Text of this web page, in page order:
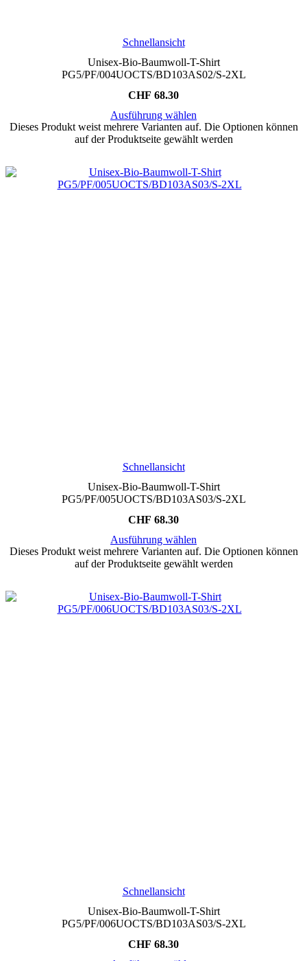
Schnellansicht
Unisex-Bio-Baumwoll-T-Shirt
PG5/PF/004UOCTS/BD103AS02/S-2XL
CHF 68.30
Ausführung wählen
Dieses Produkt weist mehrere Varianten auf. Die Optionen können
auf der Produktseite gewählt werden
Schnellansicht
Unisex-Bio-Baumwoll-T-Shirt
PG5/PF/005UOCTS/BD103AS03/S-2XL
CHF 68.30
Ausführung wählen
Dieses Produkt weist mehrere Varianten auf. Die Optionen können
auf der Produktseite gewählt werden
Schnellansicht
Unisex-Bio-Baumwoll-T-Shirt
PG5/PF/006UOCTS/BD103AS03/S-2XL
CHF 68.30